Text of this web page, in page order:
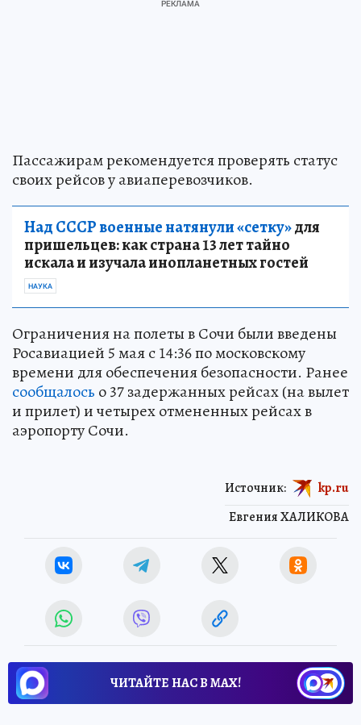
Пассажирам рекомендуется проверять статус
своих рейсов у авиаперевозчиков.
Над СССР военные натянули «сетку»для
пришельцев: как страна 13 лет тайно
искала и изучала инопланетных гостей
НАУКА
Ограничения на полеты в Сочи были введены
Росавиацией 5 мая с 14:36 по московскому
времени для обеспечения безопасности. Ранее
сообщалось о 37 задержанных рейсах (на вылет
и прилет) и четырех отмененных рейсах в
аэропорту Сочи.
Евгения ХАЛИКОВА
Источник: kp.ru
ЧИТАЙТЕ НАС В МАХ!